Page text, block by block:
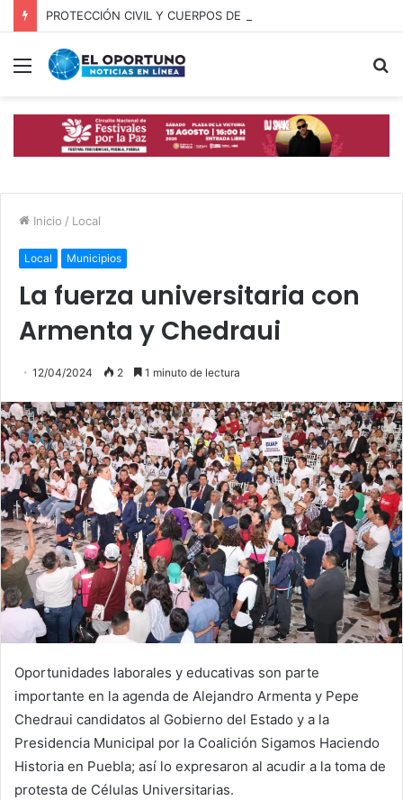
Menú
Inicio / Local
Local Municipios
La fuerza universitaria con
Armenta y Chedraui
12/04/2024 2 1 minuto de lectura
Oportunidades laborales y educativas son parte
importante en la agenda de Alejandro Armenta y Pepe
Chedraui candidatos al Gobierno del Estado y a la
Presidencia Municipal por la Coalición Sigamos Haciendo
Historia en Puebla; así lo expresaron al acudir a la toma de
protesta de Células Universitarias.